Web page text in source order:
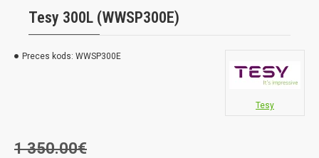
Tesy 300L (WWSP300E)
Preces kods: WWSP300E
Tesy
1 350.00€